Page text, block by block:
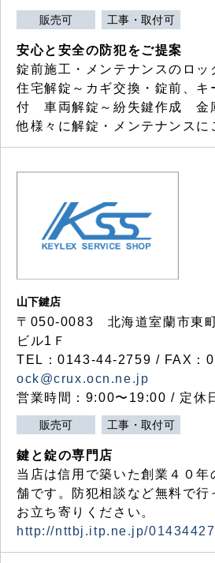
販売可 工事・取付可
安心と安全の防犯をご提案
錠前施工・メンテナンスのロッ
住宅解錠～カギ交換・錠前、キ
付 車両解錠～紛失鍵作成 金
他様々に解錠・メンテナンスに
山下鍵店
〒050-0083 北海道室蘭市東
ビル1Ｆ
TEL：0143-44-2759 / FAX：
ock@crux.ocn.ne.jp
営業時間：9:00〜19:00 / 定休
販売可 工事・取付可
鍵と錠の専門店
当店は信用で築いた創業４０年
舗です。防犯相談など無料で行
お立ち寄りください。
http://nttbj.itp.ne.jp/